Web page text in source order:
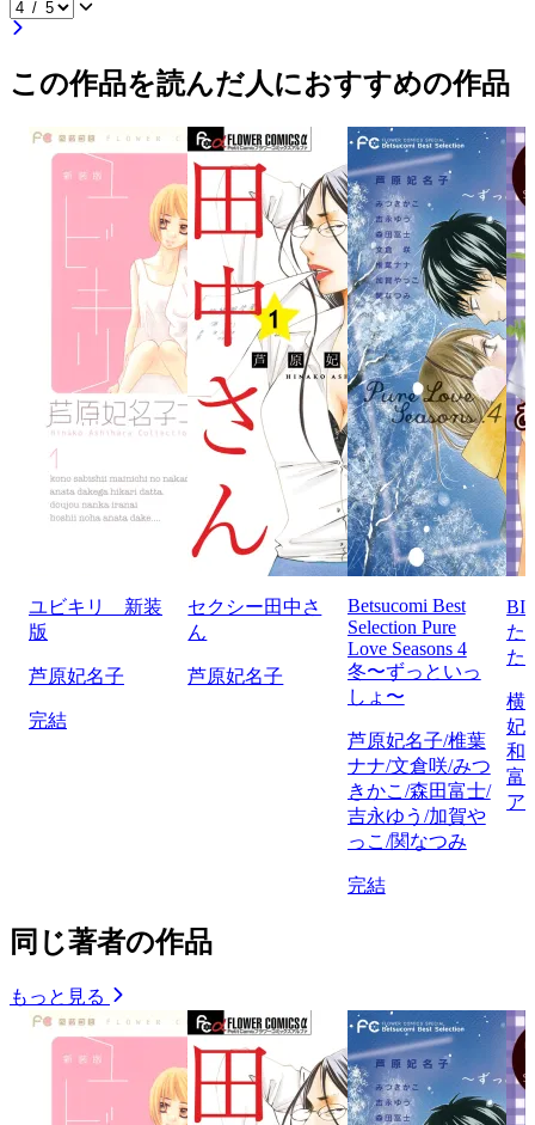
この作品を読んだ人におすすめの作品
ユビキリ 新装
版
芦原妃名子
完結
セクシー田中さ
ん
芦原妃名子
Betsucomi Best
Selection Pure
Love Seasons 4
冬〜ずっといっ
しょ〜
芦原妃名子/椎葉
ナナ/文倉咲/みつ
きかこ/森田富士/
吉永ゆう/加賀や
っこ/関なつみ
完結
た
た
横
妃
和
富
ア
同じ著者の作品
もっと見る